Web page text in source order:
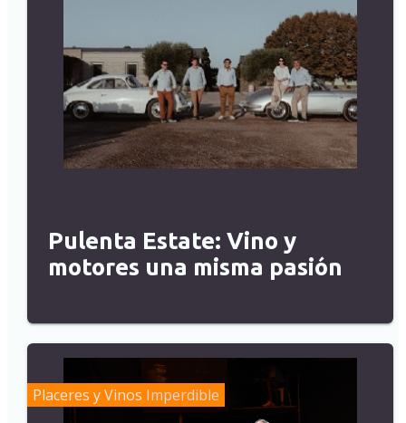
Pulenta Estate: Vino y
motores una misma pasión
Placeres y Vinos Imperdible